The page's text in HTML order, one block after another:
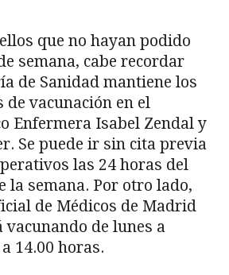
que no hayan podido
semana, cabe recordar
de Sanidad mantiene los
de vacunación en el
Enfermera Isabel Zendal y
Se puede ir sin cita previa
las 24 horas del
la semana. Por otro lado,
de Médicos de Madrid
vacunando de lunes a
14.00 horas.